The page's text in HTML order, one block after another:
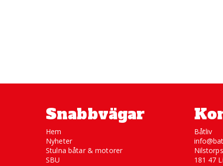
Snabbvägar
Hem
Nyheter
Stulna båtar & motorer
SBU
Båtliv
181 47